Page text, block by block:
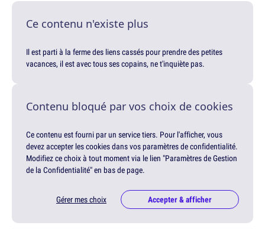
Ce contenu n'existe plus
Il est parti à la ferme des liens cassés pour prendre des petites
vacances, il est avec tous ses copains, ne t'inquiète pas.
Contenu bloqué par vos choix de cookies
Ce contenu est fourni par un service tiers. Pour l'afficher, vous
devez accepter les cookies dans vos paramètres de confidentialité.
Modifiez ce choix à tout moment via le lien "Paramètres de Gestion
de la Confidentialité" en bas de page.
Gérer mes choix Accepter & afficher